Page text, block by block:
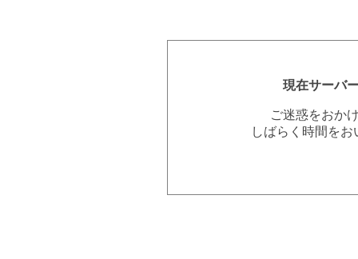
現在サーバ
ご迷惑をおか
しばらく時間を